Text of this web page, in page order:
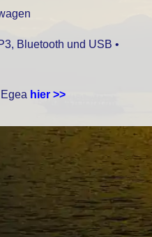
Bluetooth und USB •
hier >>